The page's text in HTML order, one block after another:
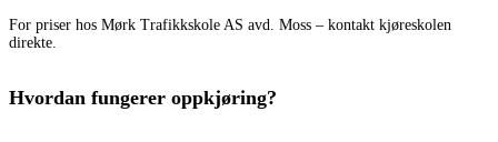
For priser hos Mørk Trafikkskole AS avd. Moss – kontakt kjøreskolen
direkte.
Hvordan fungerer oppkjøring?